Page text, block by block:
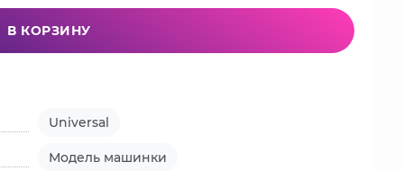
В КОРЗИНУ
Universal
Модель машинки